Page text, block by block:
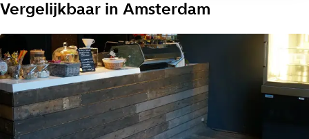
Vergelijkbaar in Amsterdam